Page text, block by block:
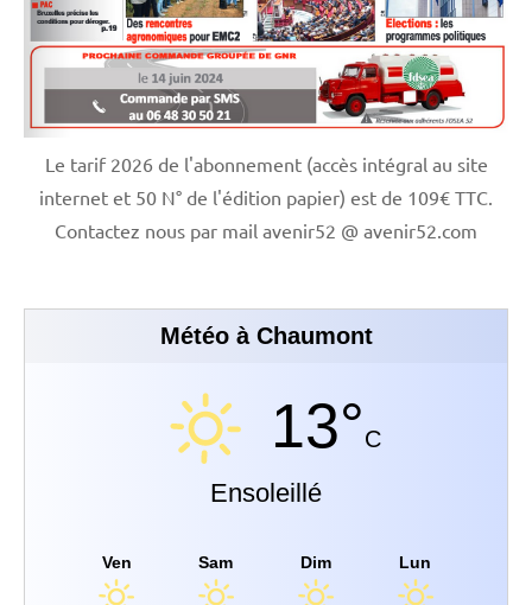
Le tarif 2026 de l'abonnement (accès intégral au site
internet et 50 N° de l'édition papier) est de 109€ TTC.
Contactez nous par mail avenir52 @ avenir52.com
Météo à Chaumont
13°C
Ensoleillé
Ven Sam Dim Lun